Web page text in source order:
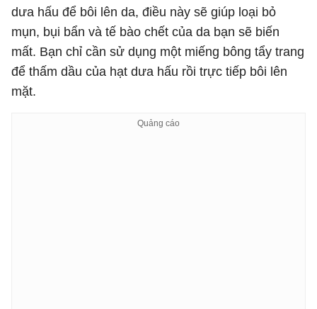
dưa hấu để bôi lên da, điều này sẽ giúp loại bỏ
mụn, bụi bẩn và tế bào chết của da bạn sẽ biến
mất. Bạn chỉ cần sử dụng một miếng bông tẩy trang
để thấm dầu của hạt dưa hấu rồi trực tiếp bôi lên
mặt.